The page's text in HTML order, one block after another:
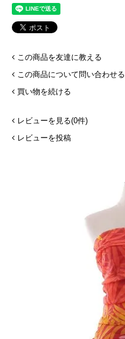
この商品を友達に教える
この商品について問い合わせる
買い物を続ける
レビューを見る(0件)
レビューを投稿